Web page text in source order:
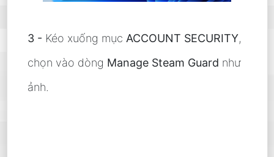
3 - Kéo xuống mục ACCOUNT SECURITY,
chọn vào dòng Manage Steam Guard như
ảnh.